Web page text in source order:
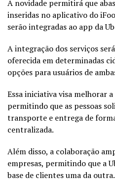
A novidade permitirá que
inseridas no aplicativo do
serão integradas ao app da
A integração dos serviços
oferecida em determinadas
opções para usuários de
Essa iniciativa visa melhorar
permitindo que as pessoas
transporte e entrega de
centralizada.
Além disso, a colaboração
empresas, permitindo que a
base de clientes uma da outra.